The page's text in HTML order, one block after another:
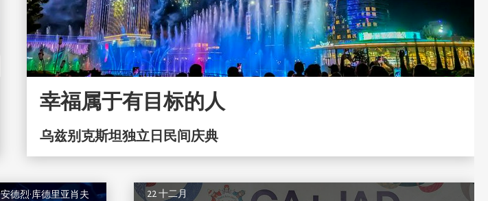
幸福属于有目标的人
乌兹别克斯坦独立日民间庆典
安德烈·库德里亚肖夫 22 十二月